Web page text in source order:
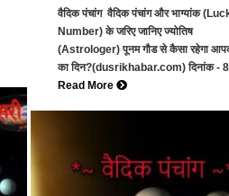
वैदिक पंचांग वैदिक पंचांग और भाग्यांक
Number) के जरिए जानिए ज्योतिष
(Astrologer) पूनम गौड से कैसा रहेगा
का दिन?(dusrikhabar.com) दिनांक -
Read More